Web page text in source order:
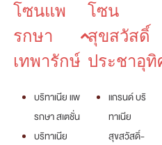
โซนแพ
รกษา
เทพารักษ์
บริทาเนีย แพ
รกษา สเตชั่น
บริทาเนีย
โซน
สุขสวัสดิ์
ประชาอุทิ
แกรนด์ บริ
ทาเนีย
สุขสวัสดิ์-